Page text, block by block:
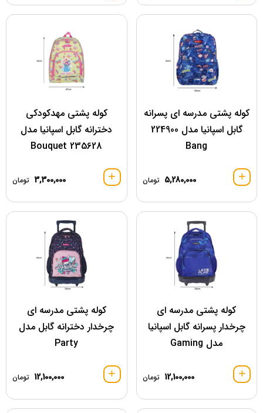
کوله پشتی مدرسه ای پسرانه
گابل اسپانیا مدل 224900
Bang
5,280,000 تومان
کوله پشتی مهدکودکی
دخترانه گابل اسپانیا مدل
Bouquet 235628
3,300,000 تومان
کوله پشتی مدرسه ای
چرخدار پسرانه گابل اسپانیا
مدل Gaming
12,100,000 تومان
کوله پشتی مدرسه ای
چرخدار دخترانه گابل مدل
Party
12,100,000 تومان